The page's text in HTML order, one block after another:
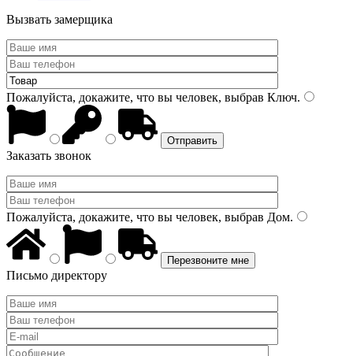
Вызвать замерщика
Пожалуйста, докажите, что вы человек, выбрав Ключ.
Заказать звонок
Пожалуйста, докажите, что вы человек, выбрав Дом.
Письмо директору